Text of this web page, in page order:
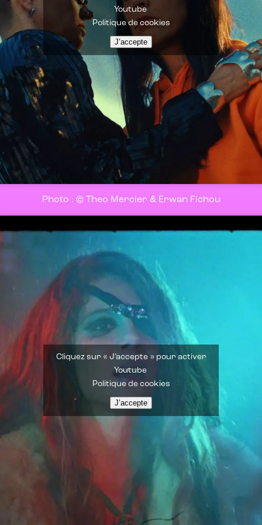
Youtube
Politique de cookies
J’accepte
Photo : © Theo Mercier & Erwan Fichou
Cliquez sur « J’accepte » pour activer
Youtube
Politique de cookies
J’accepte